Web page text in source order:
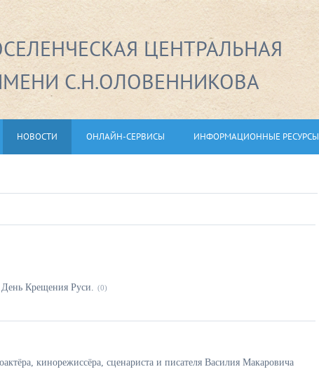
ЦЕНТРАЛЬНАЯ
С.Н.ОЛОВЕННИКОВА
НОВОСТИ ОНЛАЙН-СЕРВИСЫ ИНФОРМАЦИОННЫЕ РЕСУРСЫ
День Крещения Руси. (0)
кинорежиссёра, сценариста и писателя Василия Макаровича